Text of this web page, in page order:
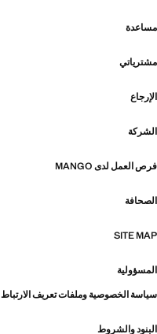
مساعدة
مشترياتي
الإرجاع
الشركة
فرص العمل لدى MANGO
الصحافة
SITE MAP
المسؤولية
سياسة الخصوصية وملفات تعريف الارتباط
البنود والشروط